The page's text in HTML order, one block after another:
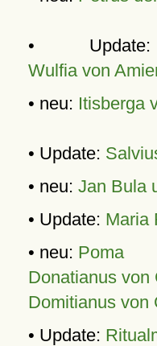
•
Wulfia von
• neu: Itisberga
• Update:
• neu: Jan Bula
• Update: Maria
• neu: Poma
Donatianus von
Domitianus von
• Update: